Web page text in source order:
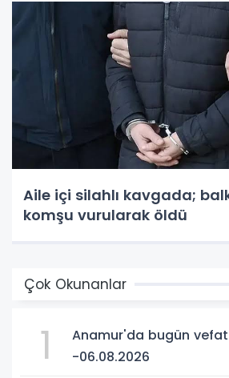
Aile içi silahlı kavgada;
komşu vurularak öldü
Çok Okunanlar
1
Anamur'da bugün
-06.08.2026